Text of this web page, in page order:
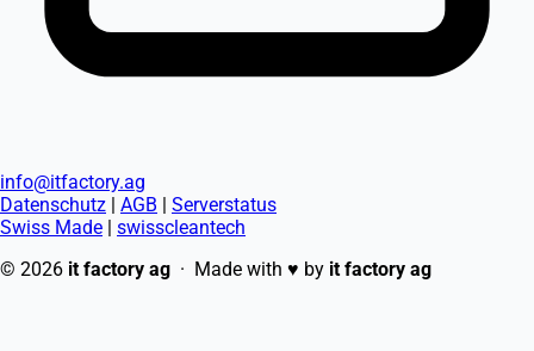
info@itfactory.ag
Datenschutz | AGB | Serverstatus
Swiss Made | swisscleantech
© 2026 it factory ag · Made with ♥ by it factory ag